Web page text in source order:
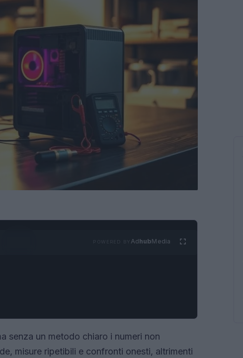
AdhubMedia
senza un metodo chiaro i numeri non
misure ripetibili e confronti onesti, altrimenti